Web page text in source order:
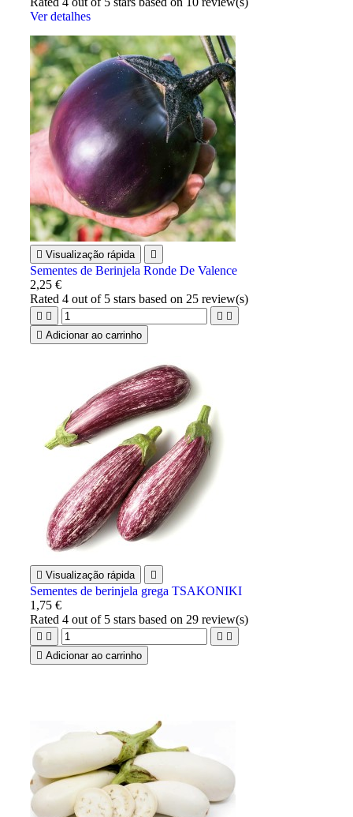
Ver detalhes
 Visualização rápida 
Sementes de Berinjela Ronde De Valence
2,25 €
Rated4 out of 5 stars based on 25 review(s)
   
 Adicionar ao carrinho
 Visualização rápida 
Sementes de berinjela grega TSAKONIKI
1,75 €
Rated4 out of 5 stars based on 29 review(s)
   
 Adicionar ao carrinho